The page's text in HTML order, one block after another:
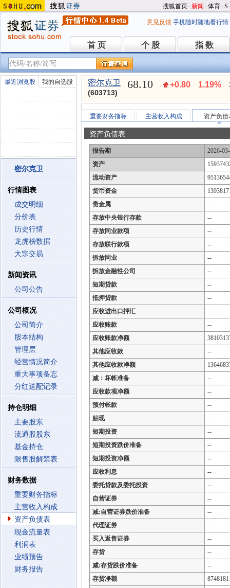
搜狐首页-新闻 -体育-S
意见反馈 手机随时随地看行情
首 页
首 页 个 股
个 股 指 数
指 数
最近浏览股 我的自选股
密尔克卫
行情图表
成交明细
分价表
历史行情
龙虎榜数据
大宗交易
新闻资讯
公司公告
公司概况
公司简介
股本结构
管理层
经营情况简介
重大事项备忘
分红送配记录
持仓明细
主要股东
流通股股东
基金持仓
限售股解禁表
财务数据
重要财务指标
主营收入构成
资产负债表
现金流量表
利润表
业绩预告
财务报告
密尔克卫
(603713)
68.10 +0.80 1.19%
重要财务指标 主营收入构成 资产负债
资产负债表
报告期
2026-
资产
流动资产
货币资金
贵金属
--
存放中央银行存款
--
存放同业款项
--
存放联行款项
--
拆放同业
--
拆放金融性公司
--
短期贷款
--
抵押贷款
--
应收进出口押汇
--
应收账款
--
应收账款净额
其他应收款
--
其他应收款净额
减：坏帐准备
--
应收款项净额
--
预付帐款
--
贴现
--
短期投资
--
短期投资跌价准备
--
短期投资净额
--
应收利息
--
委托贷款及委托投资
--
自营证券
--
减:自营证券跌价准备
--
代理证券
--
买入返售证券
--
存货
--
减:存货跌价准备
--
存货净额